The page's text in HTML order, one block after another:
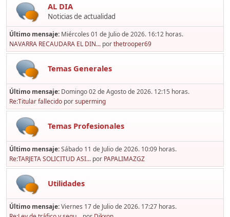
AL DIA
Noticias de actualidad
Último mensaje: Miércoles 01 de Julio de 2026. 16:12 horas.
NAVARRA RECAUDARA EL DIN... porthetrooper69
Temas Generales
Último mensaje: Domingo 02 de Agosto de 2026. 12:15 horas.
Re:Titular fallecido porsuperming
Temas Profesionales
Último mensaje:Sábado 11 de Julio de 2026. 10:09 horas.
Re:TARJETA SOLICITUD ASI... por PAPALIMAZGZ
Utilidades
Último mensaje:Viernes 17 de Julio de 2026. 17:27 horas.